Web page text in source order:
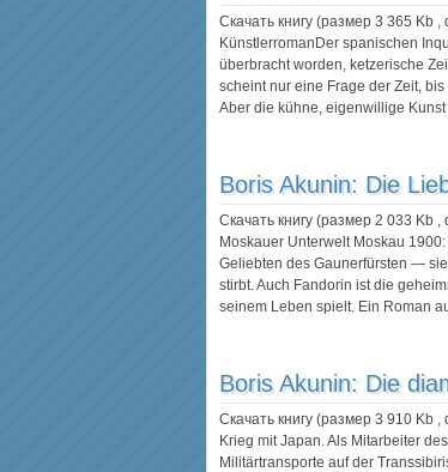
Скачать книгу (размер 3 365 Kb
KünstlerromanDer spanischen
überbracht worden, ketzerische
scheint nur eine Frage der Zeit,
Aber die kühne, eigenwillige
Boris Akunin: Die
Скачать книгу (размер 2 033 Kb
Moskauer Unterwelt Moskau
Geliebten des Gaunerfürsten —
stirbt. Auch Fandorin ist die
seinem Leben spielt. Ein Roman
Boris Akunin: Die
Скачать книгу (размер 3 910 Kb
Krieg mit Japan. Als Mitarbeiter
Militärtransporte auf der